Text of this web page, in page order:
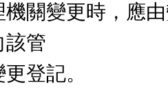
關變更時，應
該管
登記。